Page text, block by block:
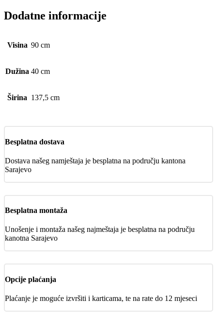
Dodatne informacije
Visina 90 cm
Dužina 40 cm
Širina 137,5 cm
Besplatna dostava
Dostava našeg namještaja je besplatna na području kantona
Sarajevo
Besplatna montaža
Unošenje i montaža našeg najmeštaja je besplatna na području
kanotna Sarajevo
Opcije plaćanja
Plaćanje je moguće izvršiti i karticama, te na rate do 12 mjeseci